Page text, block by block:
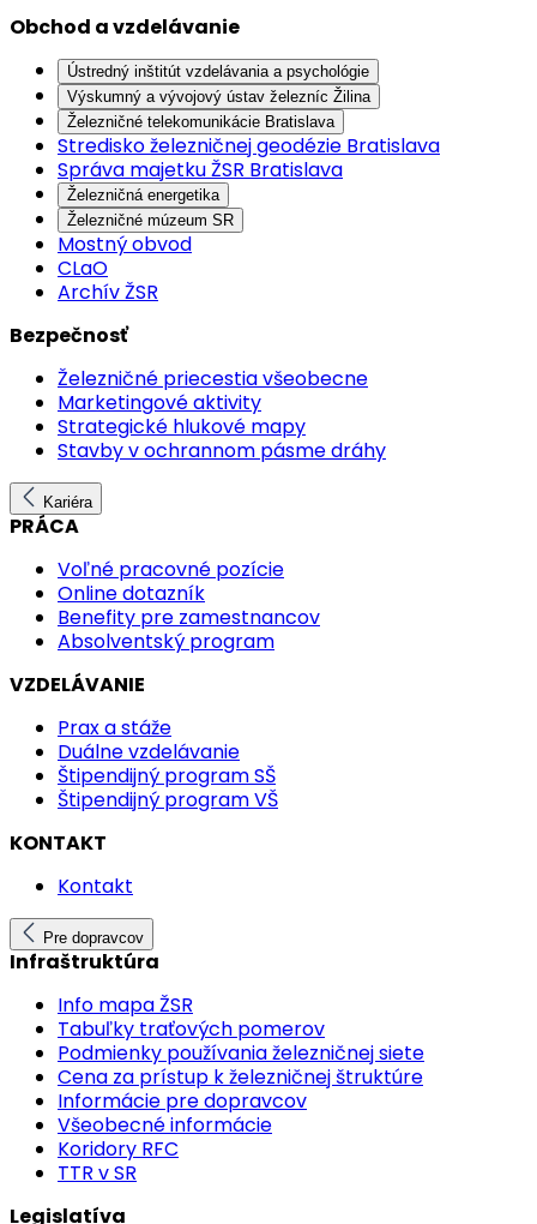
Obchod a vzdelávanie
Ústredný inštitút vzdelávania a psychológie
Výskumný a vývojový ústav železníc Žilina
Železničné telekomunikácie Bratislava
Stredisko železničnej geodézie Bratislava
Správa majetku ŽSR Bratislava
Železničná energetika
Železničné múzeum SR
Mostný obvod
CLaO
Archív ŽSR
Bezpečnosť
Železničné priecestia všeobecne
Marketingové aktivity
Strategické hlukové mapy
Stavby v ochrannom pásme dráhy
Kariéra
PRÁCA
Voľné pracovné pozície
Online dotazník
Benefity pre zamestnancov
Absolventský program
VZDELÁVANIE
Prax a stáže
Duálne vzdelávanie
Štipendijný program SŠ
Štipendijný program VŠ
KONTAKT
Kontakt
Pre dopravcov
Infraštruktúra
Info mapa ŽSR
Tabuľky traťových pomerov
Podmienky používania železničnej siete
Cena za prístup k železničnej štruktúre
Informácie pre dopravcov
Všeobecné informácie
Koridory RFC
TTR v SR
Legislatíva